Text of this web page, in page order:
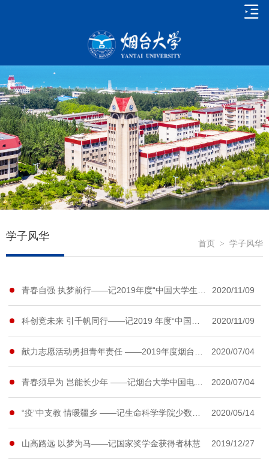
学子风华
首页 > 学子风华
青春自强 执梦前行——记2019年度“中国大学生自强之星”获得者高珊 2020/11/09
科创竞未来 引千帆同行——记2019 年度“中国大学生自强之星”获得者宋沅林 2020/11/09
献力志愿活动勇担青年责任 ——2019年度烟台大学山东青年五四标兵获得者郭嘉程专访 2020/07/04
青春须早为 岂能长少年 ——记烟台大学中国电信奖学金·飞Young奖获得者冯国政 2020/07/04
“疫”中支教 情暖疆乡 ——记生命科学学院少数民族学子迪丽萨尔·阿卜拉的战“疫”志愿服务 2020/05/14
山高路远 以梦为马——记国家奖学金获得者林慧 2019/12/27